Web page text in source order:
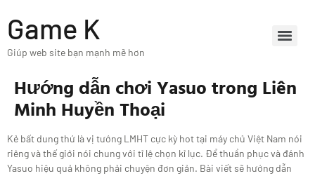
Game K
Giúp web site bạn mạnh mẽ hơn
Hướng dẫn chơi Yasuo trong Liên
Minh Huyền Thoại
Kẻ bất dung thứ là vị tướng LMHT cực kỳ hot tại máy chủ Việt Nam nói
riêng và thế giới nói chung với tỉ lệ chọn kỉ lục. Để thuần phục và đánh
Yasuo hiệu quả không phải chuyện đơn giản. Bài viết sẽ hướng dẫn